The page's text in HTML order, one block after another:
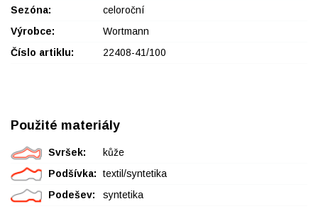
Sezóna:
celoroční
Výrobce:
Wortmann
Číslo artiklu:
22408-41/100
Použité materiály
Svršek:
kůže
Podšívka:
textil/syntetika
Podešev:
syntetika